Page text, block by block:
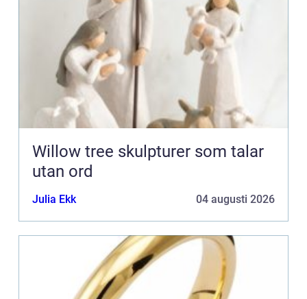
Willow tree skulpturer som talar
utan ord
Julia Ekk 04 augusti 2026